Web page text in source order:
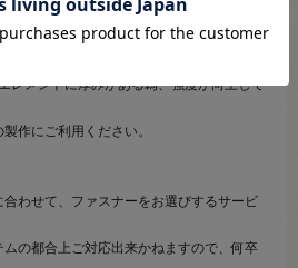
止めファスナーです。
ァスナーのスタンダードなアルミ合金フ
レメントに厚みがある為、強度が向上して
作にご利用ください。
わせて、ファスナーをお選びするサービ
ムの都合上ご対応出来かねますので、何卒